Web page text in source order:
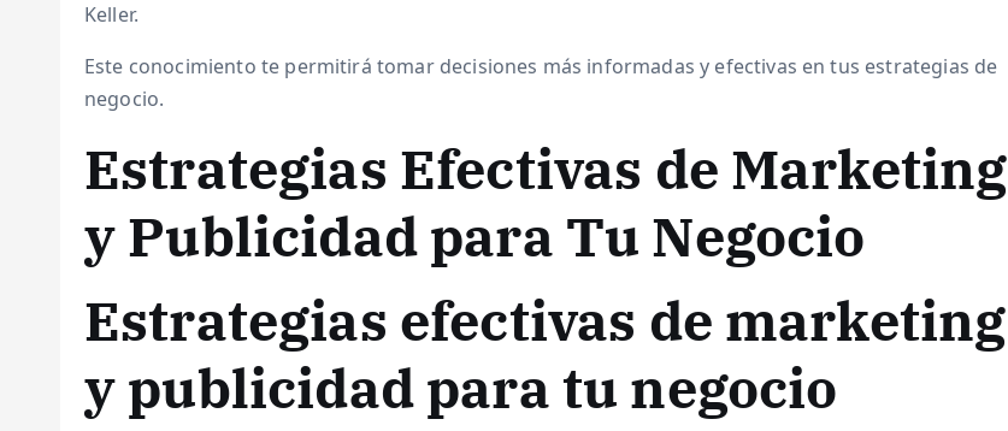
Keller.
Este conocimiento te permitirá tomar decisiones más informadas y efectivas en tus estrategias de
negocio.
Estrategias Efectivas de Marketing
y Publicidad para Tu Negocio
Estrategias efectivas de marketing
y publicidad para tu negocio